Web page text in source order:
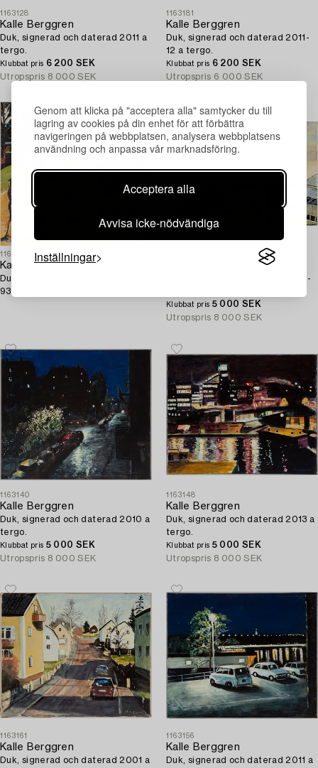
Genom att klicka på "acceptera alla" samtycker du till
lagring av cookies på din enhet för att förbättra
navigeringen på webbplatsen, analysera webbplatsens
användning och anpassa vår marknadsföring.
Acceptera alla
Avvisa icke-nödvändiga
Inställningar
1163128
Kalle Berggren
Duk, signerad och daterad 2011 a
tergo.
Klubbat pris 6 200 SEK
Utropspris 8 000 SEK
1163181
Kalle Berggren
Duk, signerad och daterad 2011-
12 a tergo.
Klubbat pris 6 200 SEK
Utropspris 6 000 SEK
1163125
Kalle Berggren
Duk, signerad och daterad 1989-
93 a tergo.
Duk, signerad och daterad 1994-
Klubbat pris 5 000 SEK
Utropspris 8 000 SEK
1163140
Kalle Berggren
Duk, signerad och daterad 2010 a
tergo.
Klubbat pris 5 000 SEK
Utropspris 8 000 SEK
1163148
Kalle Berggren
Duk, signerad och daterad 2013 a
tergo.
Klubbat pris 5 000 SEK
Utropspris 8 000 SEK
1163161
Kalle Berggren
Duk, signerad och daterad 2001 a
1163156
Kalle Berggren
Duk, signerad och daterad 2011 a